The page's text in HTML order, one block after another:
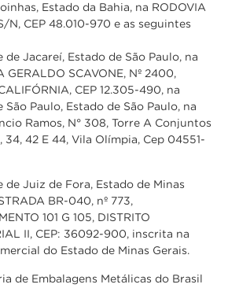
Estado da Bahia, na RODOVIA
S/N, CEP 48.010-970 e as seguintes
de Jacareí, Estado de São Paulo, na
GERALDO SCAVONE, Nº 2400,
CEP 12.305-490, na
São Paulo, Estado de São Paulo, na
Ramos, N° 308, Torre A Conjuntos
34, 42 E 44, Vila Olímpia, Cep 04551-
de Juiz de Fora, Estado de Minas
BR-040, nº 773,
101 G 105, DISTRITO
II, CEP: 36092-900, inscrita na
do Estado de Minas Gerais.
de Embalagens Metálicas do Brasil